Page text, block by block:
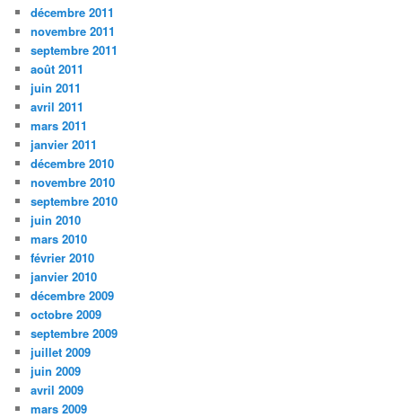
décembre 2011
novembre 2011
septembre 2011
août 2011
juin 2011
avril 2011
mars 2011
janvier 2011
décembre 2010
novembre 2010
septembre 2010
juin 2010
mars 2010
février 2010
janvier 2010
décembre 2009
octobre 2009
septembre 2009
juillet 2009
juin 2009
avril 2009
mars 2009